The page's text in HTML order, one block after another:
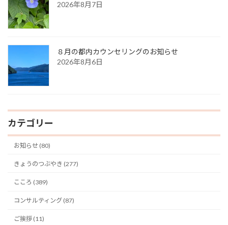
2026年8月7日
８月の都内カウンセリングのお知らせ
2026年8月6日
カテゴリー
お知らせ (80)
きょうのつぶやき (277)
こころ (389)
コンサルティング (87)
ご挨拶 (11)